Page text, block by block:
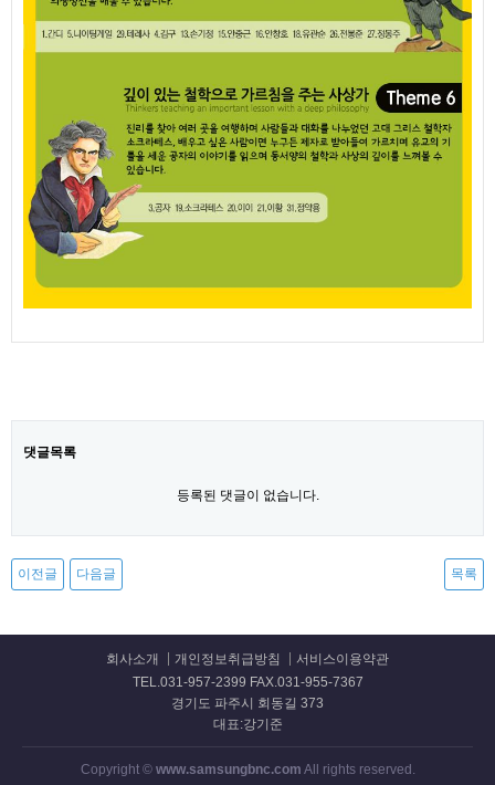
댓글목록
등록된 댓글이 없습니다.
이전글 다음글 목록
회사소개 개인정보취급방침
서비스이용약관
TEL.031-957-2399 FAX.031-955-7367
경기도 파주시 회동길 373
대표:강기준
Copyright © www.samsungbnc.com All rights reserved.